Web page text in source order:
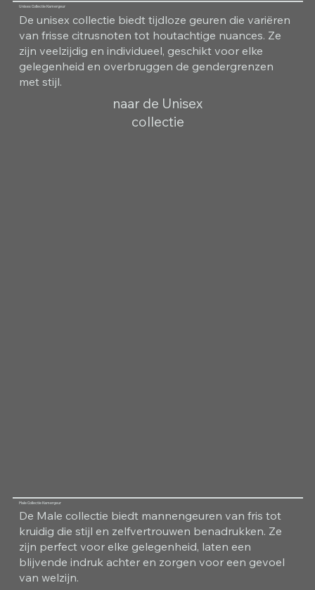
Unisex Collectie Kamergeur
De unisex collectie biedt tijdloze geuren die variëren
van frisse citrusnoten tot houtachtige nuances. Ze
zijn veelzijdig en individueel, geschikt voor elke
gelegenheid en overbruggen de gendergrenzen
met stijl.
naar de Unisex
collectie
Male Collectie Kamergeur
De Male collectie biedt mannengeuren van fris tot
kruidig die stijl en zelfvertrouwen benadrukken. Ze
zijn perfect voor elke gelegenheid, laten een
blijvende indruk achter en zorgen voor een gevoel
van welzijn.